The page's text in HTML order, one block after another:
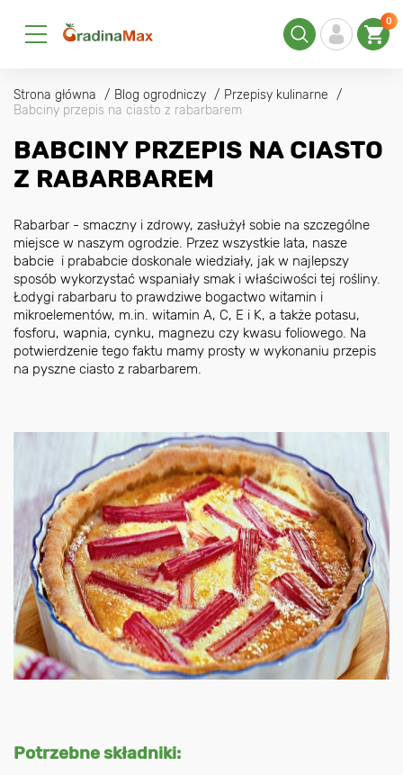
0
Strona główna Blog ogrodniczy
Przepisy kulinarne
Babciny przepis na ciasto z rabarbarem
BABCINY PRZEPIS NA CIASTO
Z RABARBAREM
Rabarbar - smaczny i zdrowy, zasłużył sobie na szczególne
miejsce w naszym ogrodzie. Przez wszystkie lata, nasze
babcie i prababcie doskonale wiedziały, jak w najlepszy
sposób wykorzystać wspaniały smak i właściwości tej rośliny.
Łodygi rabarbaru to prawdziwe bogactwo witamin i
mikroelementów, m.in. witamin A, C, E i K, a także potasu,
fosforu, wapnia, cynku, magnezu czy kwasu foliowego. Na
potwierdzenie tego faktu mamy prosty w wykonaniu przepis
na pyszne ciasto z rabarbarem.
Potrzebne składniki: